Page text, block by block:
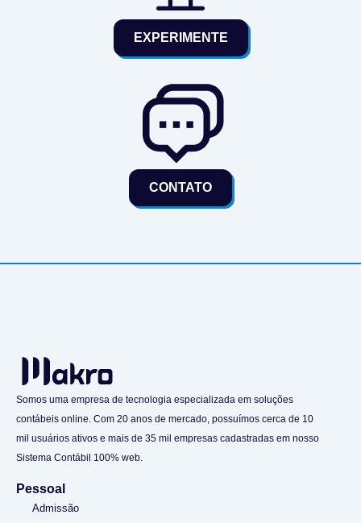
EXPERIMENTE
CONTATO
Somos uma empresa de tecnologia especializada em soluções
contábeis online. Com 20 anos de mercado, possuímos cerca de 10
mil usuários ativos e mais de 35 mil empresas cadastradas em nosso
Sistema Contábil 100% web.
Pessoal
Admissão